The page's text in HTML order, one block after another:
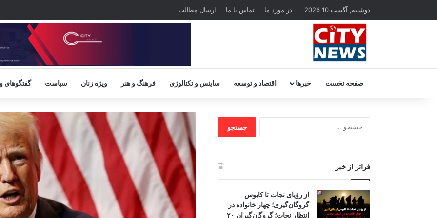
دوشنبه, آگست 10 2026 در مورد ما تماس با ما ارسال مطالب
صفحه نخست خبرها اقتصاد و توسعه ساینس و تکنالوژی فرهنگ و هنر ویژه زنان سیاست گفتگوهای
برای:
فراتر از خبر
از رؤیای نجات تا کابوس
گروگان‌گیری؛ چهار خانواده در
انتظار نجات؛ گروگان‌گیران ۲۰